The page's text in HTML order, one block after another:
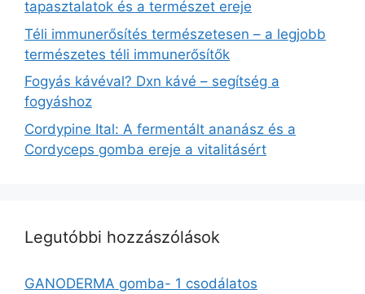
tapasztalatok és a természet ereje
Téli immunerősítés természetesen – a legjobb
természetes téli immunerősítők
Fogyás kávéval? Dxn kávé – segítség a
fogyáshoz
Cordypine Ital: A fermentált ananász és a
Cordyceps gomba ereje a vitalitásért
Legutóbbi hozzászólások
GANODERMA gomba- 1 csodálatos